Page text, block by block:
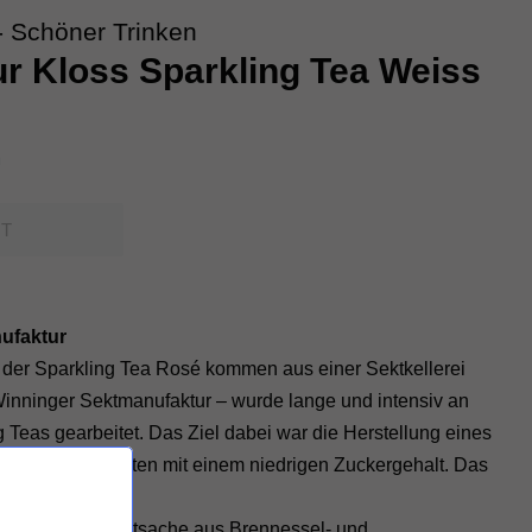
Schöner Trinken
Kloss Sparkling Tea Weiss
Sparkling Tea Rosé kommen aus einer Sektkellerei
Sektmanufaktur – wurde lange und intensiv an
Teas gearbeitet. Das Ziel dabei war die Herstellung eines
Zutaten mit einem niedrigen Zuckergehalt. Das